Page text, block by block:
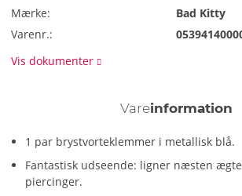
Mærke:
Bad Kitty
Varenr.:
Vis dokumenter
Vareinformation
1 par brystvorteklemmer i metallisk blå.
Fantastisk udseende: ligner næsten
piercinger.